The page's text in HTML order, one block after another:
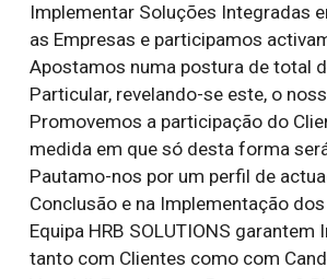
Implementar Soluções Integradas
as Empresas e participamos
Apostamos numa postura de total
Particular, revelando-se este, o
Promovemos a participação do
medida em que só desta forma
Pautamo-nos por um perfil de
Conclusão e na Implementação
Equipa HRB SOLUTIONS
tanto com Clientes como com